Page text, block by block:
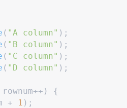
( "A column" ) ;
( " B column" ) ;
( " C column" ) ;
( " D column" ) ;
rownum++ )
{
+ 1 ) ;